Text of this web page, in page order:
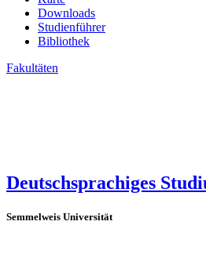
Downloads
Studienführer
Bibliothek
Fakultäten
Deutschsprachiges
Semmelweis Universität